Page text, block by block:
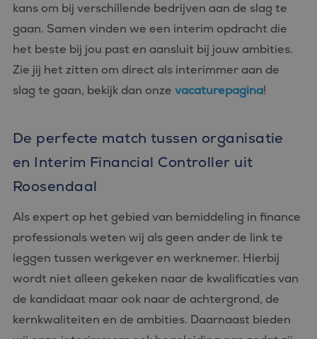
kans om bij verschillende bedrijven aan de slag te
gaan. Samen vinden we een interim opdracht die
het beste bij jou past en aansluit bij jouw ambities.
Zie jij het zitten om direct als interimmer aan de
slag te gaan, bekijk dan onze vacaturepagina!
De perfecte match tussen organisatie
en Interim Financial Controller uit
Roosendaal
Als expert op het gebied van bemiddeling in finance
professionals weten wij als geen ander de link te
leggen tussen werkgever en werknemer. Hierbij
wordt niet alleen gekeken naar de kwalificaties van
de kandidaat maar ook naar de achtergrond, de
kernkwaliteiten en de ambities. Daarnaast bieden